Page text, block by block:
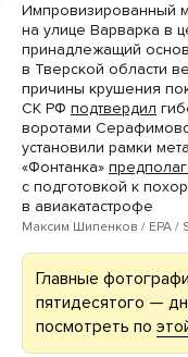
Импровизированный
на улице Варварка в
принадлежащий
в Тверской области
причины крушения
СК РФ подтвердил
воротами
установили рамки
«Фонтанка»
с подготовкой к
в авиакатастрофе
Максим Шипенков / EPA /
Главные
пятидесятого —
посмотреть по